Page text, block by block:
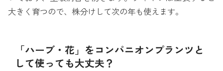
大きく育つので、株分けして次の年も使えます。
「ハーブ・花」をコンパニオンプランツと
して使っても大丈夫？